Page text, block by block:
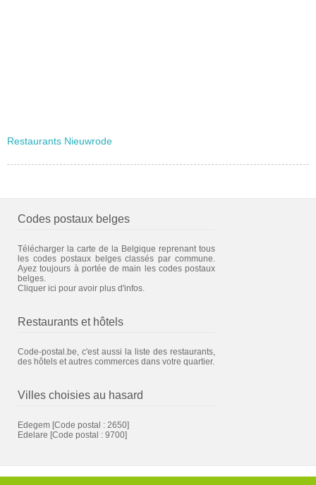
Restaurants Nieuwrode
Codes postaux belges
Télécharger la carte de la Belgique reprenant tous
les codes postaux belges classés par commune.
Ayez toujours à portée de main les codes postaux
belges.
Cliquer ici pour avoir plus d'infos.
Restaurants et hôtels
Code-postal.be, c'est aussi la liste des restaurants,
des hôtels et autres commerces dans votre quartier.
Villes choisies au hasard
Edegem [Code postal : 2650]
Edelare [Code postal : 9700]